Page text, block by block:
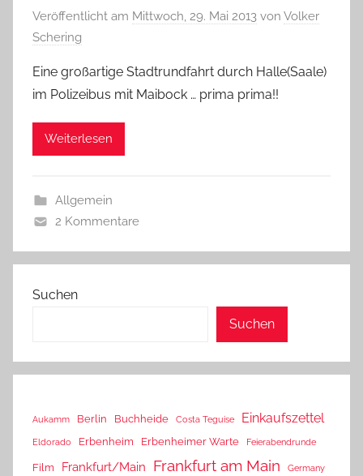
Veröffentlicht am Mittwoch, 29. Mai 2013 von Volker
Schering
Eine großartige Stadtrundfahrt durch Halle(Saale)
im Polizeibus mit Maibock … prima prima!!
Weiterlesen
Allgemein
2 Kommentare
Suchen
Suchen
Aukamm Berlin Buchheide Costa Teguise Einkaufszettel
Eldorado Erbenheim Erbenheimer Warte Feierabendrunde
Film Frankfurt/Main Frankfurt am Main Germany